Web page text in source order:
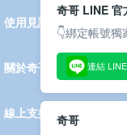
使用見證
關於奇哥
最新消息
奇哥的故事
品牌經歷
門市據點
育兒資訊站
線上支援
奇哥 LINE 官
👇綁定帳號獨
連結
奇哥